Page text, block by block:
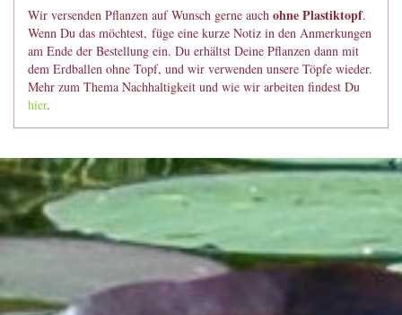
Wir versenden Pflanzen auf Wunsch gerne auch ohne Plastiktopf.
Wenn Du das möchtest, füge eine kurze Notiz in den Anmerkungen
am Ende der Bestellung ein. Du erhältst Deine Pflanzen dann mit
dem Erdballen ohne Topf, und wir verwenden unsere Töpfe wieder.
Mehr zum Thema Nachhaltigkeit und wie wir arbeiten findest Du
hier.